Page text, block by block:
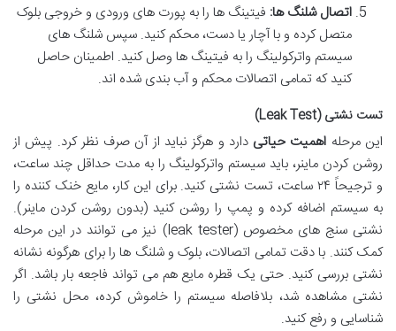
اتصال شلنگ ها: فیتینگ ها را به پورت های ورودی و خروجی بلوک
متصل کرده و با آچار یا دست، محکم کنید. سپس شلنگ های
سیستم واترکولینگ را به فیتینگ ها وصل کنید. اطمینان حاصل
کنید که تمامی اتصالات محکم و آب بندی شده اند.
تست نشتی (Leak Test)
این مرحله اهمیت حیاتی دارد و هرگز نباید از آن صرف نظر کرد. پیش از
روشن کردن ماینر، باید سیستم واترکولینگ را به مدت حداقل چند ساعت،
و ترجیحاً ۲۴ ساعت، تست نشتی کنید. برای این کار، مایع خنک کننده را
به سیستم اضافه کرده و پمپ را روشن کنید (بدون روشن کردن ماینر).
نشتی سنج های مخصوص (leak tester) نیز می توانند در این مرحله
کمک کنند. با دقت تمامی اتصالات، بلوک و شلنگ ها را برای هرگونه نشانه
نشتی بررسی کنید. حتی یک قطره مایع هم می تواند فاجعه بار باشد. اگر
نشتی مشاهده شد، بلافاصله سیستم را خاموش کرده، محل نشتی را
شناسایی و رفع کنید.